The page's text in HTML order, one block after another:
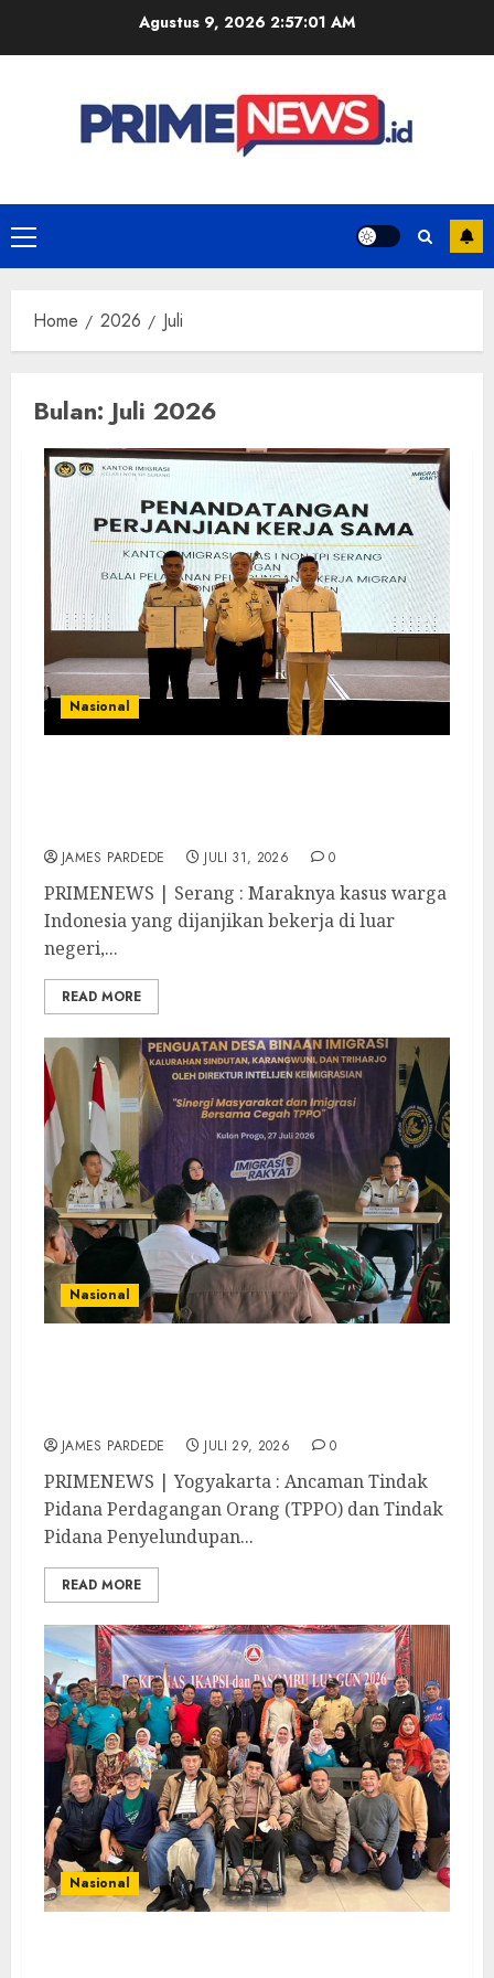
Agustus 9, 2026 2:57:02 AM
Primary
Menu
Home 2026 Juli
Bulan: Juli 2026
Nasional
JAMES PARDEDE JULI 31, 2026 0
PRIMENEWS | Serang : Maraknya kasus warga
Indonesia yang dijanjikan bekerja di luar
negeri,...
READ MORE
Nasional
JAMES PARDEDE JULI 29, 2026 0
PRIMENEWS | Yogyakarta : Ancaman Tindak
Pidana Perdagangan Orang (TPPO) dan Tindak
Pidana Penyelundupan...
READ MORE
Nasional